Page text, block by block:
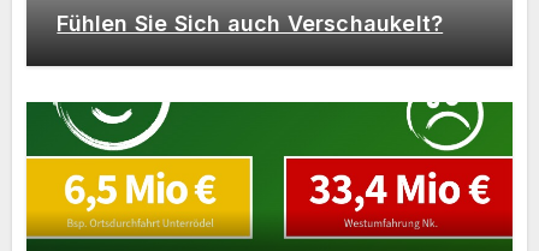
Fühlen Sie Sich auch Verschaukelt?